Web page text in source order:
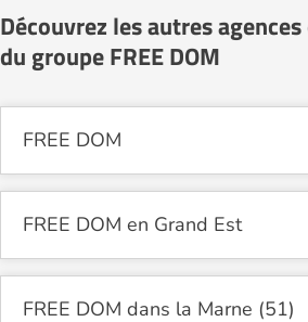
Découvrez les autres
du groupe FREE DOM
FREE DOM
FREE DOM en Grand Est
FREE DOM dans la Marne (51)